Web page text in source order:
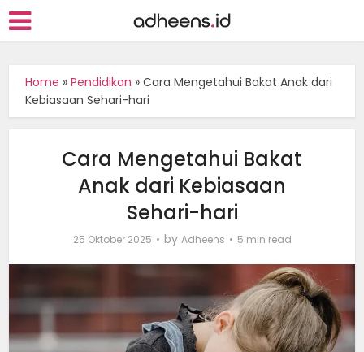
Home »Pendidikan »Cara Mengetahui Bakat Anak dari
Kebiasaan Sehari-hari
Cara Mengetahui Bakat
Anak dari Kebiasaan
Sehari-hari
25 Oktober 2025 by Adheens 5 min read